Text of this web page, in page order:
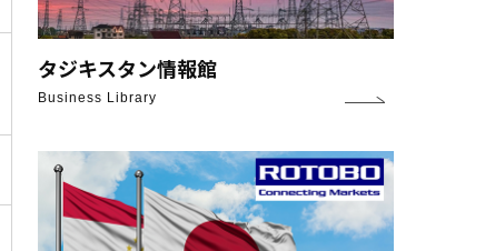
タジキスタン情報館
Business Library